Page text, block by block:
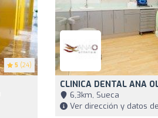
5 (24)
CLINICA DENTAL ANA
6,3km, Sueca
Ver dirección y datos